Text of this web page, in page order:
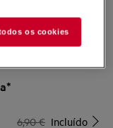
6,90 € Incluído
os cookies